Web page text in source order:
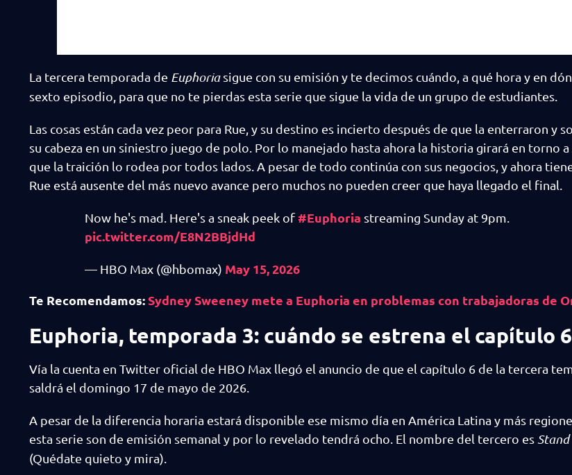
La tercera temporada de Euphoriasigue con su emisión y te decimos cuándo, a qué hora y en
sexto episodio, para que no te pierdas esta serie que sigue la vida de un grupo de estudiantes.
Las cosas están cada vez peor para Rue, y su destino es incierto después de que la enterraron y
su cabeza en un siniestro juego de polo. Por lo manejado hasta ahora la historia girará en torno
que la traición lo rodea por todos lados. A pesar de todo continúa con sus negocios, y ahora
Rue está ausente del más nuevo avance pero muchos no pueden creer que haya llegado el final.
Now he's mad. Here's a sneak peek of #Euphoria streaming Sunday at 9pm.
pic.twitter.com/E8N2BBjdHd
— HBO Max (@hbomax) May 15, 2026
Te Recomendamos:Sydney Sweeney mete a Euphoria en problemas con trabajadoras de
Euphoria, temporada 3: cuándo se estrena el capítulo 6
Vía la cuenta en Twitter oficial de HBO Max llegó el anuncio de que el capítulo 6 de la tercera
saldrá el domingo 17 de mayo de 2026.
A pesar de la diferencia horaria estará disponible ese mismo día en América Latina y más
esta serie son de emisión semanal y por lo revelado tendrá ocho. El nombre del tercero es Stand
(Quédate quieto y mira).